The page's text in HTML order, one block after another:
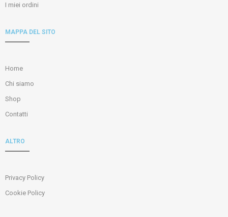
I miei ordini
MAPPA DEL SITO
Home
Chi siamo
Shop
Contatti
ALTRO
Privacy Policy
Cookie Policy